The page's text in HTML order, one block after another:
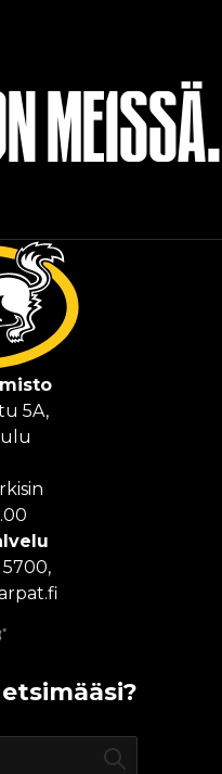
MEISSÄ.
5A,
5700,